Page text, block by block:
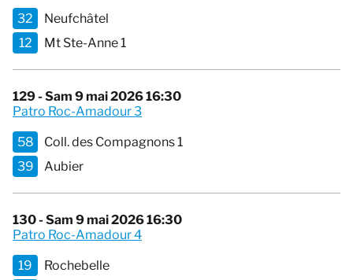
32
Neufchâtel
12
Mt Ste-Anne 1
129 - Sam 9 mai 2026 16:30
Patro Roc-Amadour 3
58
Coll. des Compagnons 1
39
Aubier
130 - Sam 9 mai 2026 16:30
Patro Roc-Amadour 4
19
Rochebelle